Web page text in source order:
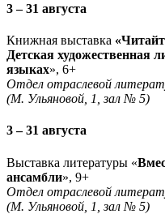
3 – 31 августа
Книжная выставка
Детская художественная
языках», 6+
Отдел отраслевой
(М. Ульяновой, 1, зал № 5)
3 – 31 августа
Выставка литературы «
ансамбли», 9+
Отдел отраслевой
(М. Ульяновой, 1, зал № 5)